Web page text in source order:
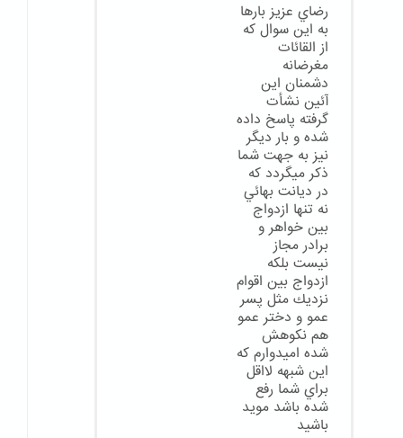
رضاي عزيز بارها
به اين سوال كه
از القائات
مغرضانه
دشمنان اين
آئين نشأت
گرفته پاسخ داده
شده و بار ديگر
نيز به جهت شما
ذكر ميگردد كه
در ديانت بهائي
نه تنها ازدواج
بين خواهر و
برادر مجاز
نيست بلكه
ازدواج بين اقوام
نزديك مثل پسر
عمو و دختر عمو
هم نكوهش
شده اميدوارم كه
اين شبهه لااقل
براي شما رفع
شده باشد مويد
باشيد